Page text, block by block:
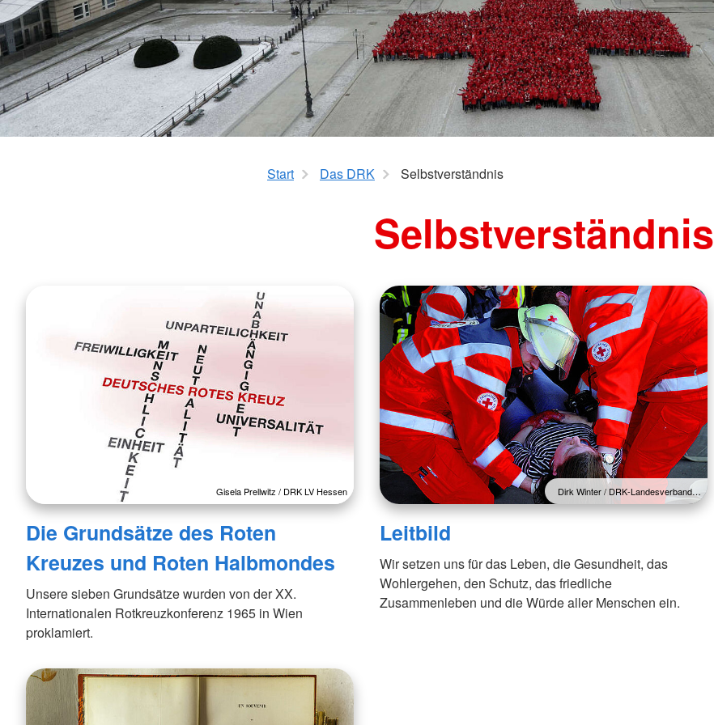
Start Das DRK Selbstverständnis
Selbstverständnis
Gisela Prellwitz / DRK LV Hessen
Die Grundsätze des Roten
Kreuzes und Roten Halbmondes
Unsere sieben Grundsätze wurden von der XX.
Internationalen Rotkreuzkonferenz 1965 in Wien
proklamiert.
Dirk Winter / DRK-Landesverband…
Leitbild
Wir setzen uns für das Leben, die Gesundheit, das
Wohlergehen, den Schutz, das friedliche
Zusammenleben und die Würde aller Menschen ein.